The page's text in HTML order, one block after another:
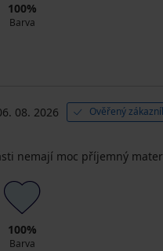
100%
Barva
08. 2026 Ověřený
nemají moc příjemný
100%
Barva